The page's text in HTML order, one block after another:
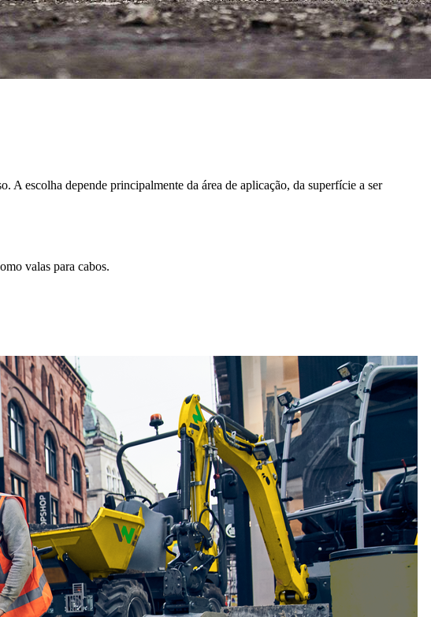
A escolha depende principalmente da área de aplicação, da superfície a ser
valas para cabos.